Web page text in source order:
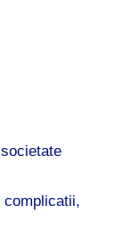
complicatii,